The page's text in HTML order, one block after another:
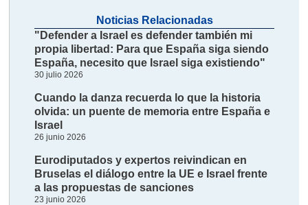
Noticias Relacionadas
"Defender a Israel es defender también mi
propia libertad: Para que España siga siendo
España, necesito que Israel siga existiendo"
30 julio 2026
Cuando la danza recuerda lo que la historia
olvida: un puente de memoria entre España e
Israel
26 junio 2026
Eurodiputados y expertos reivindican en
Bruselas el diálogo entre la UE e Israel frente
a las propuestas de sanciones
23 junio 2026